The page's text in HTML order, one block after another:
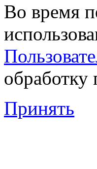
Во время
Принять